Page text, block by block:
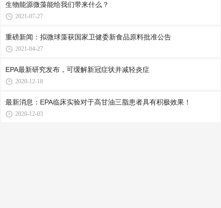
生物能源微藻能给我们带来什么？
2021-07-27
重磅新闻：拟微球藻获国家卫健委新食品原料批准公告
2021-04-27
EPA最新研究发布，可缓解新冠症状并减轻炎症
2020-12-18
最新消息：EPA临床实验对于高甘油三脂患者具有积极效果！
2020-12-03